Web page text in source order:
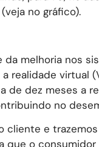
no gráfico).
melhoria nos
realidade virtual
de dez meses a
no
cliente e
o